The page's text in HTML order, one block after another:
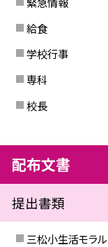
給食
学校行事
専科
校長
配布文書
提出書類
三松小生活モラル